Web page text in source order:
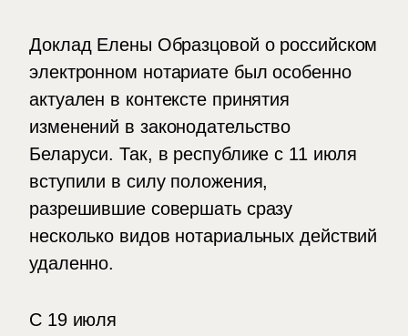
Доклад Елены Образцовой о российском
электронном нотариате был особенно
актуален в контексте принятия
изменений в законодательство
Беларуси. Так, в республике с 11 июля
вступили в силу положения,
разрешившие совершать сразу
несколько видов нотариальных действий
удаленно.
С 19 июля